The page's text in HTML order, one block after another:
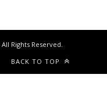
. All Rights Reserved.
BACK TO TOP